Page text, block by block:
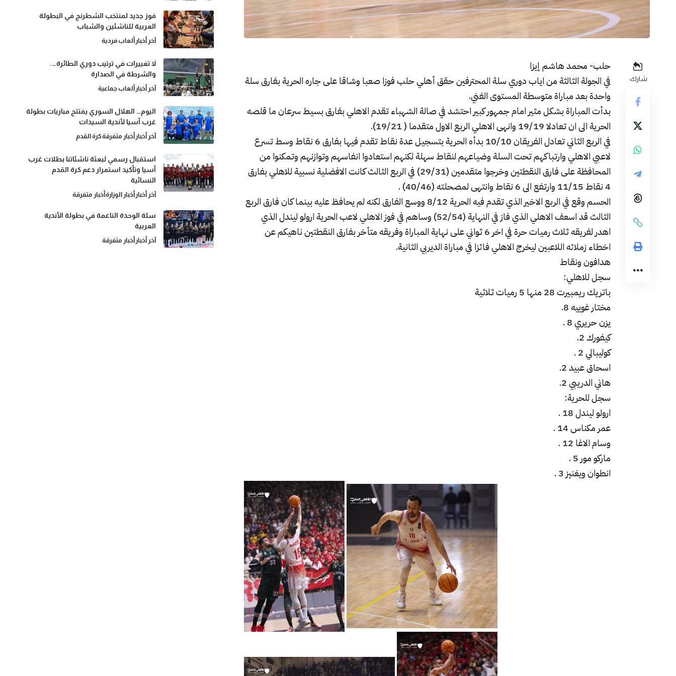
شارك:
حلب- محمد هاشم إيزا
في الجولة الثالثة من اياب دوري سلة المحترفين حقق أهلي حلب فوزا صعبا وشاقا على جاره الحرية بفارق سلة
واحدة بعد مباراة متوسطة المستوى الفني.
بدأت المباراة بشكل مثير امام جمهور كبير احتشد في صالة الشهباء تقدم الاهلي بفارق بسيط سرعان ما قلصه
الحرية الى ان تعادلا 19/19 وانهى الاهلي الربع الاول متقدما ( 19/21).
في الربع الثاني تعادل الفريقان 10/10 بدأه الحرية بتسجيل عدة نقاط تقدم فيها بفارق 6 نقاط وسط تسرع
لاعبي الاهلي وارتباكهم تحت السلة وضياعهم لنقاط سهلة لكنهم استعادوا انفاسهم وتوازنهم وتمكنوا من
المحافظة على فارق النقطتين وخرجوا متقدمين (29/31) في الربع الثالث كانت الافضلية نسبية للاهلي بفارق
4 نقاط 11/15 وارتفع الى 6 نقاط وانتهى لمصحلته (40/46) .
الحسم وقع في الربع الاخير الذي تقدم فيه الحرية 8/12 ووسع الفارق لكنه لم يحافظ عليه بينما كان فارق الربع
الثالث قد اسعف الاهلي الذي فاز في النهاية (52/54) وساهم في فوز الاهلي لاعب الحرية ارولو ليندل الذي
اهدر لفريقه ثلاث رميات حرة في اخر 6 ثواني على نهاية المباراة وفريقه متأخر بفارق النقطتين ناهيكم عن
اخطاء زملائه اللاعبين ليخرج الاهلي فائزا في مباراة الديربي الثانية.
هدافون ونقاط
سجل للاهلي:
باتريك ريمبيرت 28 منها 5 رميات ثلاثية
مختار غوييه 8.
يزن حريري 8 .
كيفورك 2.
كوليبالي 2 .
اسحاق عبيد 2.
هاني الدريبي 2.
سجل للحرية:
ارولو ليندل 18 .
عمر مكناس 14 .
وسام الاغا 12 .
ماركو مور 5 .
انطوان ويغنيز 3 .
فوز جديد لمنتخب الشطرنج في البطولة
العربية للناشئين والشباب
آخر أخبارألعاب فردية
لا تغييرات في ترتيب دوري الطائرة….
والشرطة في الصدارة
آخر أخبارألعاب جماعية
اليوم… الهلال السوري يفتتح مباريات بطولة
غرب آسيا لأندية السيدات
آخر أخبارأخبار متفرقةكرة القدم
استقبال رسمي لبعثة ناشئاتنا بطلات غرب
آسيا وتأكيد استمرار دعم كرة القدم
النسائية
آخر أخبارأخبار الوزارةأخبار متفرقة
سلة الوحدة الناعمة في بطولة الأندية
العربية
آخر أخبارأخبار متفرقة